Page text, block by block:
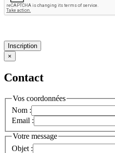
Inscription
×
Contact
Vos coordonnées
Nom :
Email :
Votre message
Objet :